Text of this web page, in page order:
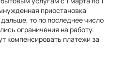
приостановка
то по последнее число
ограничения на работу.
компенсировать платежи за